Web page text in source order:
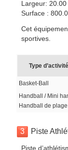
Largeur: 20.00
Surface :
Cet
sportives.
Type d’activité
Basket-Ball
Handball / Mini
Handball de plage
3 Piste
Piste